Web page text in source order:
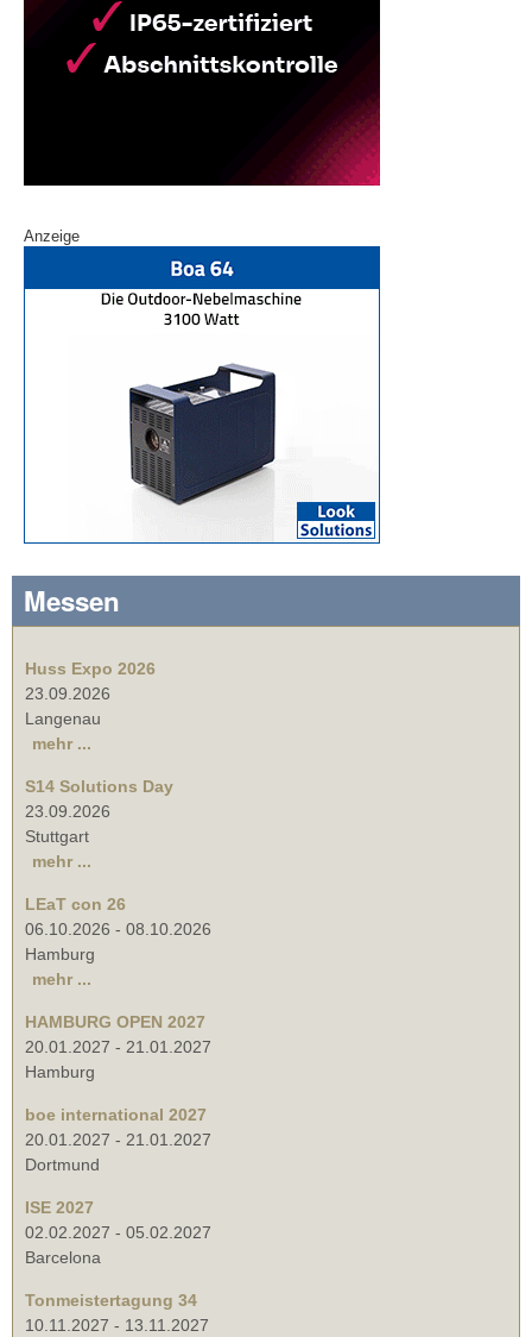
Anzeige
Messen
Huss Expo 2026
23.09.2026
Langenau
mehr ...
S14 Solutions Day
23.09.2026
Stuttgart
mehr ...
LEaT con 26
06.10.2026 - 08.10.2026
Hamburg
mehr ...
HAMBURG OPEN 2027
20.01.2027 - 21.01.2027
Hamburg
boe international 2027
20.01.2027 - 21.01.2027
Dortmund
ISE 2027
02.02.2027 - 05.02.2027
Barcelona
Tonmeistertagung 34
10.11.2027 - 13.11.2027